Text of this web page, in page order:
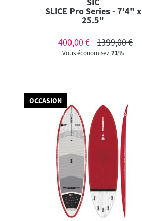
SLICE Pro Series - 7'4" x
25.5"
400,00 €
1399,00 €
Vous économisez71%
OCCASION